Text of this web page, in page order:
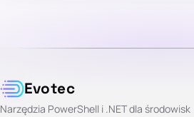
Evotec
Narzędzia PowerShell i .NET dla środowisk